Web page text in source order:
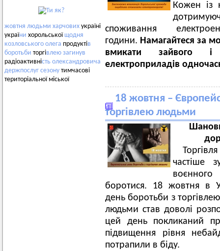
жовтня людьми харчових україні
україни хорольської щодня
козловського олега продуктів
боротьби торгівлею загинув
радіоактивність олександровича
держпослуг сезону тимчасові
територіальної міської
Кожен із
споживання
години. Намагайтеся за
вмикати зайвого і
електроприладів
18 жовтня –
торгівлею людьми
частіше
боротися. 18 жовтня в
день боротьби з
людьми став доволі
цей день покликаний
підвищення рівня
потрапили в біду.